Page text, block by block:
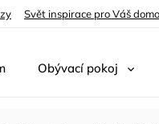
Svět inspirace pro Váš
Obývací pokoj